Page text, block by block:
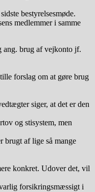
bestyrelsesmøde.
medlemmer i samme
ang. brug af vejkonto jf.
forslag om at gøre brug
siger, at det er den
og stisystem, men
brugt af lige så mange
konkret. Udover det, vil
forsikringsmæssigt i